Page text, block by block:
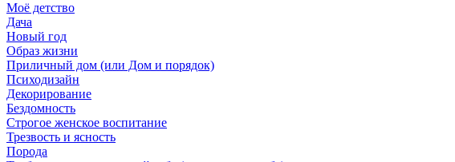
Моё детство
Дача
Новый год
Образ жизни
Приличный дом (или Дом и порядок)
Психодизайн
Декорирование
Бездомность
Строгое женское воспитание
Трезвость и ясность
Порода